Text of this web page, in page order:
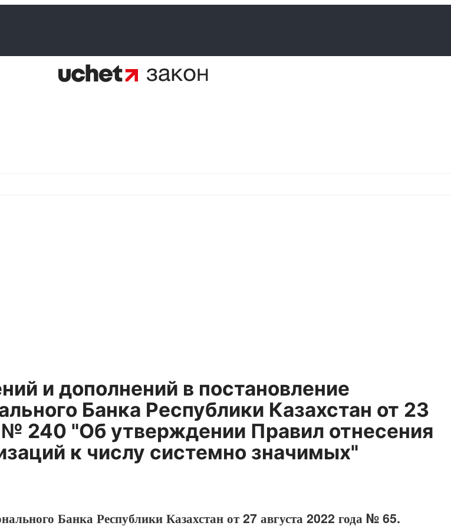
и дополнений в постановление
Банка Республики Казахстан от 23
№ 240 "Об утверждении Правил отнесения
к числу системно значимых"
Банка Республики Казахстан от 27 августа 2022 года № 65.